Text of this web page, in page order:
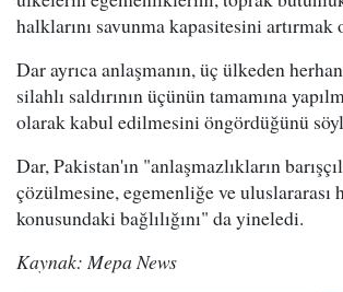
halklarını savunma kapasitesini
Dar ayrıca anlaşmanın, üç ülkeden
silahlı saldırının üçünün tamamına
olarak kabul edilmesini öngördüğünü
Dar, Pakistan'ın "anlaşmazlıkların
çözülmesine, egemenliğe ve uluslararası
konusundaki bağlılığını" da yineledi.
Kaynak: Mepa News